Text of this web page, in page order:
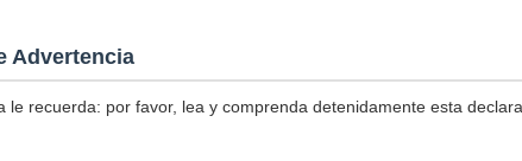
Advertencia
le recuerda: por favor, lea y comprenda detenidamente esta